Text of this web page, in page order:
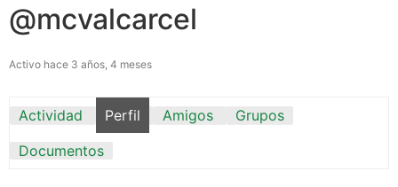
@mcvalcarcel
Activo hace 3 años, 4 meses
Actividad Perfil Amigos
Grupos
Documentos